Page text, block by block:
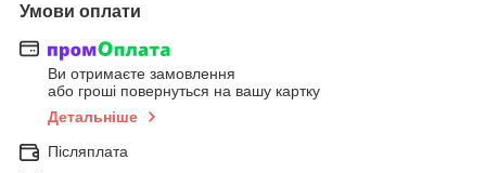
Умови оплати
Ви отримаєте замовлення
або гроші повернуться на вашу картку
Детальніше
Післяплата